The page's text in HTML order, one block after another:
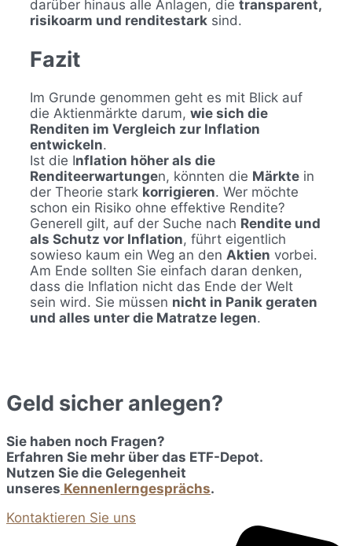
darüber hinaus alle Anlagen, die transparent,
risikoarm und renditestark sind.
Fazit
Im Grunde genommen geht es mit Blick auf
die Aktienmärkte darum, wie sich die
Renditen im Vergleich zur Inflation
entwickeln.
Ist die Inflation höher als die
Renditeerwartungen, könnten die Märkte in
der Theorie stark korrigieren. Wer möchte
schon ein Risiko ohne effektive Rendite?
Generell gilt, auf der Suche nach Rendite und
als Schutz vor Inflation, führt eigentlich
sowieso kaum ein Weg an den Aktien vorbei.
Am Ende sollten Sie einfach daran denken,
dass die Inflation nicht das Ende der Welt
sein wird. Sie müssen nicht in Panik geraten
und alles unter die Matratze legen.
Geld sicher anlegen?
Sie haben noch Fragen?
Erfahren Sie mehr über das ETF-Depot.
Nutzen Sie die Gelegenheit
unseres Kennenlerngesprächs.
Kontaktieren Sie uns